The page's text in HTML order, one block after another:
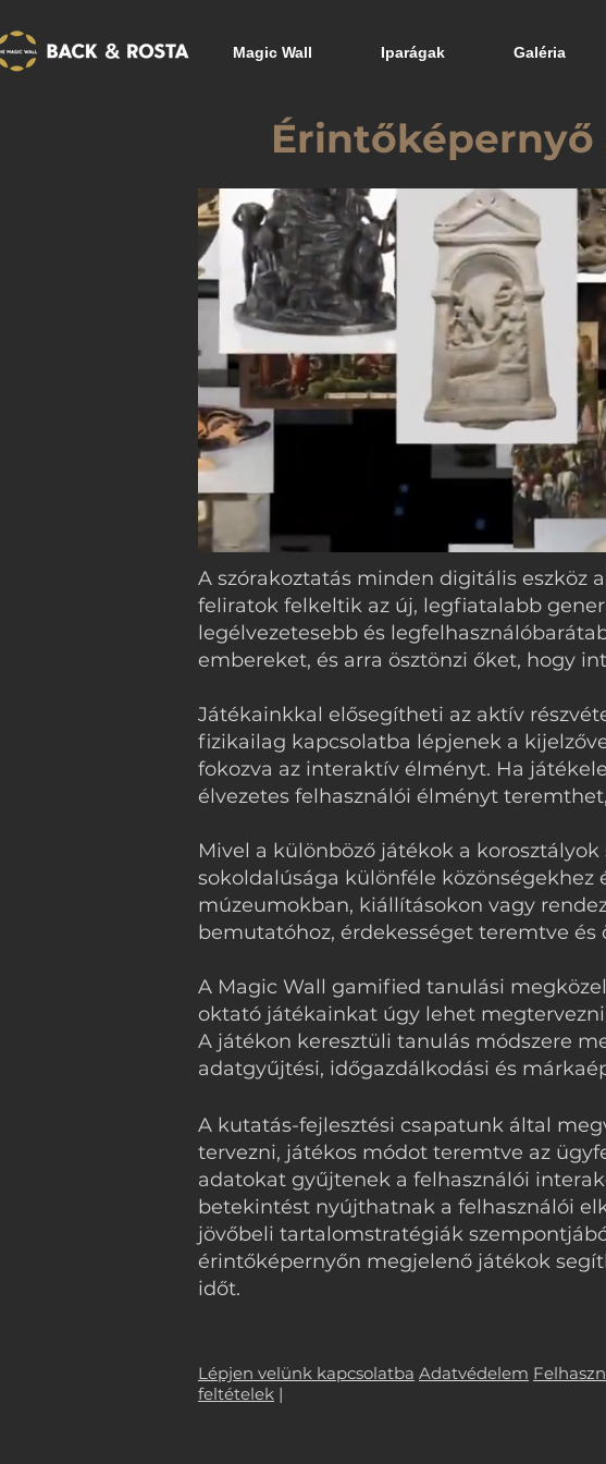
Magic Wall Iparágak Galéria
Érintőképernyő
A szórakoztatás minden digitális eszköz
feliratok felkeltik az új, legfiatalabb
legélvezetesebb és
embereket, és arra ösztönzi őket, hogy
Játékainkkal elősegítheti az aktív
fizikailag kapcsolatba lépjenek a
fokozva az interaktív élményt. Ha
élvezetes felhasználói élményt
Mivel a különböző játékok a
sokoldalúsága különféle
múzeumokban, kiállításokon vagy
bemutatóhoz, érdekességet teremtve
A Magic Wall gamified tanulási
oktató játékainkat úgy lehet
A játékon keresztüli tanulás módszere
adatgyűjtési, időgazdálkodási és
A kutatás-fejlesztési csapatunk által
tervezni, játékos módot teremtve az
adatokat gyűjtenek a felhasználói
betekintést nyújthatnak a felhasználói
jövőbeli tartalomstratégiák
érintőképernyőn megjelenő játékok
időt.
Lépjen velünk kapcsolatba Adatvédelem
feltételek |